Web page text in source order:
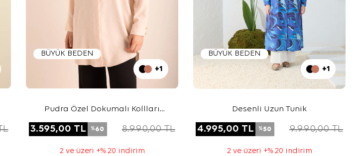
BÜYÜK BEDEN
+1
Pudra Özel Dokumalı Kollları
3.595,00 TL %60 8.990,00TL
2 ve üzeri +% 20 indirim
BÜYÜK BEDEN
+1
Desenli Uzun Tunik
4.995,00 TL %50 9.990,00TL
2 ve üzeri +% 20 indirim